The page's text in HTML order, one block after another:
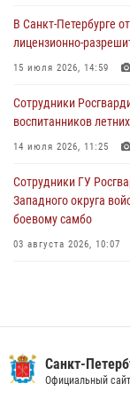
В Выборгском
разыскиваемый
05 августа 2026, 12:25
Петербургские
автомобиль, ранее
Ленобласти
В Санкт-Петербурге
лицензионно-
15 июля 2026, 14:59
Сотрудники
воспитанников
14 июля 2026, 11:25
Сотрудники ГУ
Западного округа
боевому самбо
03 августа 2026, 10:07
В Красногвардейском
угрожавшего
Санкт-
Официальный